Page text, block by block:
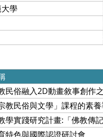
學
民俗融入2D動畫敘事創作
教民俗與文學」課程的素
學實踐研究計畫:「佛教傳
特色與國際認證研討會